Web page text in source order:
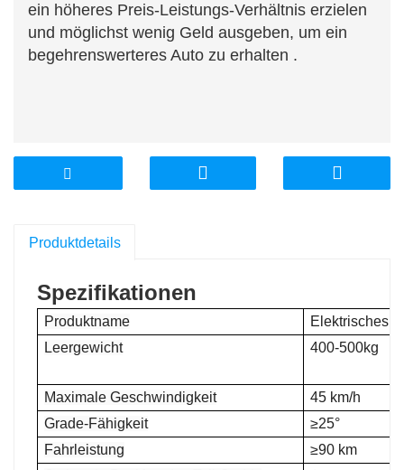
ein höheres Preis-Leistungs-Verhältnis erzielen
und möglichst wenig Geld ausgeben, um ein
begehrenswerteres Auto zu erhalten .
Produktdetails
Spezifikationen
Produktname
Elektrisches
Leergewicht
400-500kg
Maximale Geschwindigkeit
45 km/h
Grade-Fähigkeit
≥25°
Fahrleistung
≥90 km